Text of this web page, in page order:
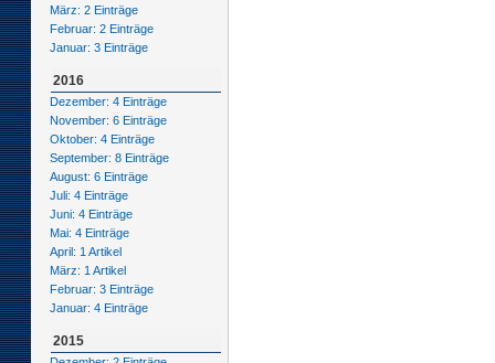
März: 2 Einträge
Februar: 2 Einträge
Januar: 3 Einträge
2016
Dezember: 4 Einträge
November: 6 Einträge
Oktober: 4 Einträge
September: 8 Einträge
August: 6 Einträge
Juli: 4 Einträge
Juni: 4 Einträge
Mai: 4 Einträge
April: 1 Artikel
März: 1 Artikel
Februar: 3 Einträge
Januar: 4 Einträge
2015